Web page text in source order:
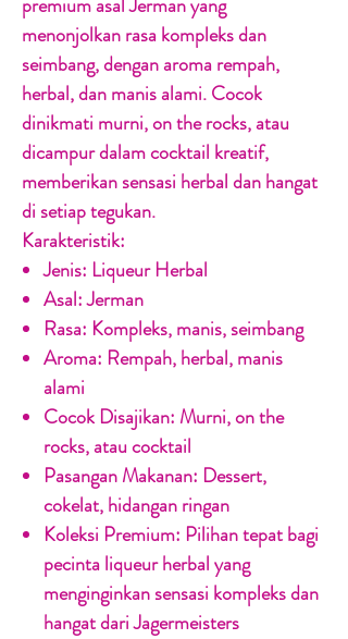
premium asal Jerman yang
menonjolkan rasa kompleks dan
seimbang, dengan aroma rempah,
herbal, dan manis alami. Cocok
dinikmati murni, on the rocks, atau
dicampur dalam cocktail kreatif,
memberikan sensasi herbal dan hangat
di setiap tegukan.
Karakteristik:
Jenis: Liqueur Herbal
Asal:Jerman
Rasa: Kompleks, manis, seimbang
Aroma: Rempah, herbal, manis
alami
Cocok Disajikan: Murni, on the
rocks, atau cocktail
Pasangan Makanan: Dessert,
cokelat, hidangan ringan
Koleksi Premium: Pilihan tepat bagi
pecinta liqueur herbal yang
menginginkan sensasi kompleks dan
hangat dari Jagermeisters